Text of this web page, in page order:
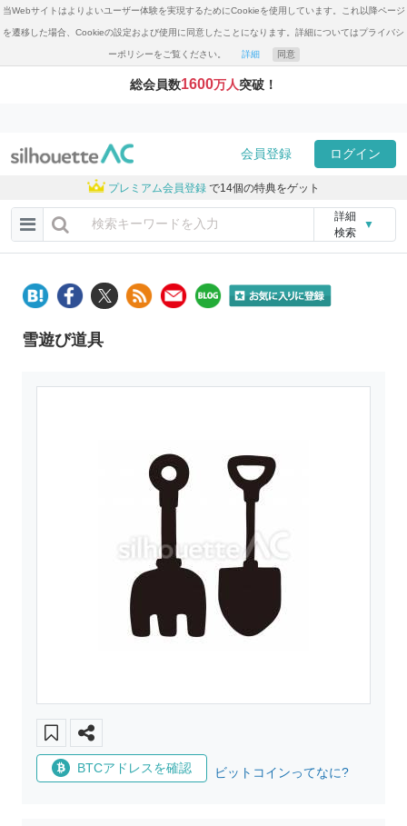
当Webサイトはよりよいユーザー体験を実現するためにCookieを使用しています。これ以降ページ
を遷移した場合、Cookieの設定および使用に同意したことになります。詳細についてはプライバシ
ーポリシーをご覧ください。 詳細 同意
総会員数1600万人突破！
会員登録 ログイン
プレミアム会員登録 で14個の特典をゲット
詳細
検索
▼
雪遊び道具
BTCアドレスを確認 ビットコインってなに?